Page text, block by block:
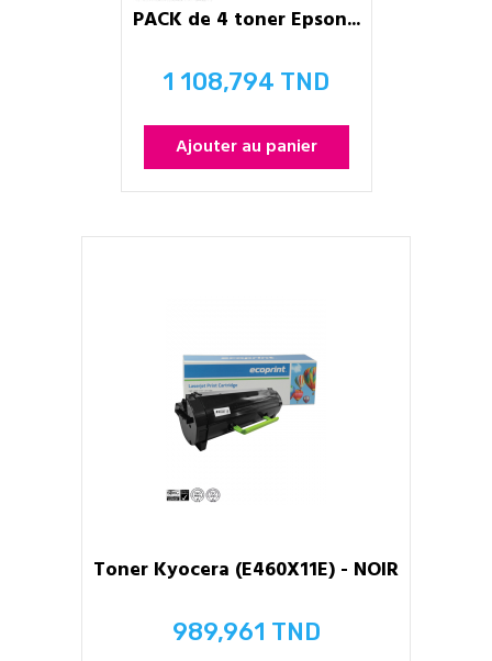
PACK de 4 toner Epson...
Prix
1 108,794 TND
Ajouter au panier
Toner Kyocera (E460X11E) - NOIR
Prix
989,961 TND